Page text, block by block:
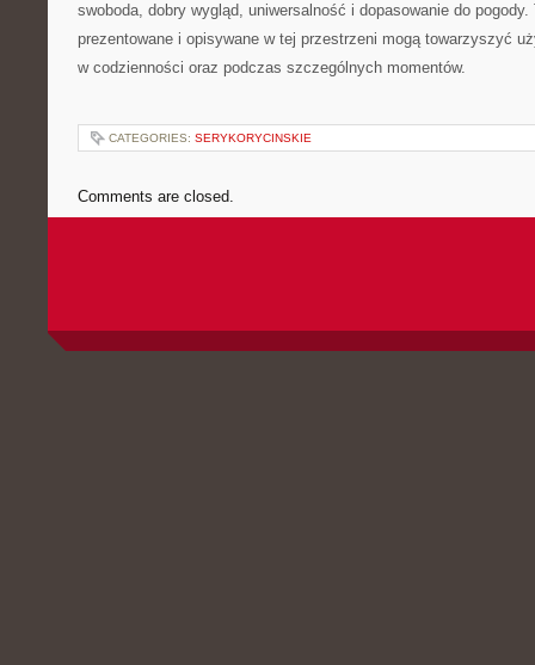
swoboda, dobry wygląd, uniwersalność i dopasowanie do pogody.
prezentowane i opisywane w tej przestrzeni mogą towarzyszyć
w codzienności oraz podczas szczególnych momentów.
CATEGORIES: SERYKORYCINSKIE
Comments are closed.